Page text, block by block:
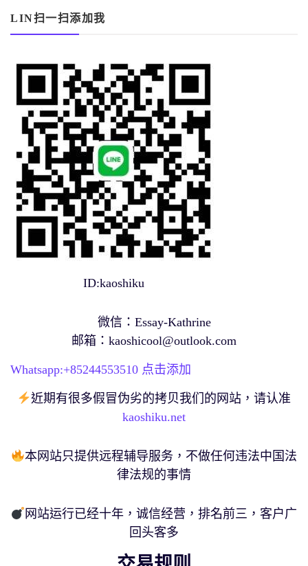
LIN扫一扫添加我
ID:kaoshiku
微信：Essay-Kathrine
邮箱： kaoshicool@outlook.com
Whatsapp:+85244553510 点击添加
近期有很多假冒伪劣的拷贝我们的网站，请认准
kaoshiku.net
本网站只提供远程辅导服务，不做任何违法中国法
律法规的事情
网站运行已经十年，诚信经营，排名前三，客户广
回头客多